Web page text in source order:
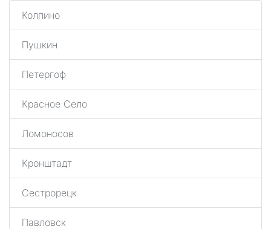
Колпино
Пушкин
Петергоф
Красное Село
Ломоносов
Кронштадт
Сестрорецк
Павловск